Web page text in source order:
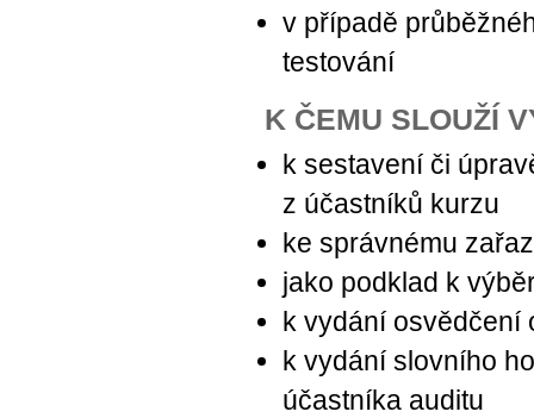
v případě
testování
K ČEMU SLOUŽÍ
k sestavení či
z účastníků kurzu
ke správnému
jako podklad k
k vydání osvědčení
k vydání slovního
účastníka auditu